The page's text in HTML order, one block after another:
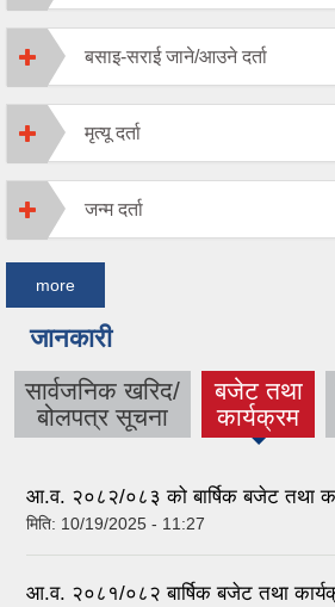
बसाइ-सराई जाने/आउने दर्ता
मृत्यू दर्ता
जन्म दर्ता
more
जानकारी
सार्वजनिक खरिद/
बोलपत्र सूचना
बजेट तथा
कार्यक्रम
(active
tab)
आ.व. २०८२/०८३ को बार्षिक बजेट तथा
मिति: 10/19/2025 - 11:27
आ.व. २०८१/०८२ बार्षिक बजेट तथा